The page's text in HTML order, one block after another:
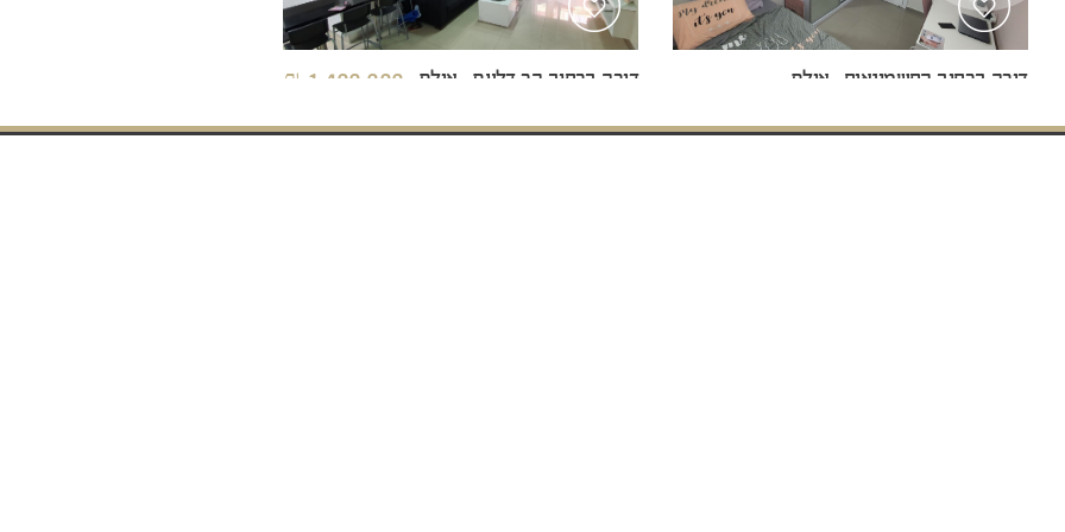
דירה ברחוב הר דלעת , אילת 1,400,000 ₪ דירה ברחוב החשמונאים , אילת